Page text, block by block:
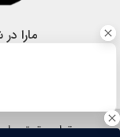
مارا
تمام حقوق